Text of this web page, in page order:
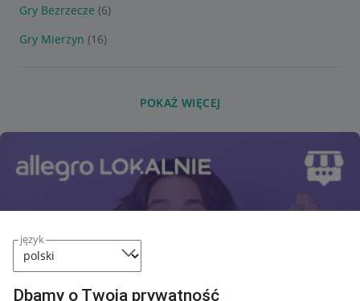
język
Dbamy o Twoją prywatność
Gry Bezrzecze (6)
Gry Mierzyn (16)
POKAŻ WIĘCEJ